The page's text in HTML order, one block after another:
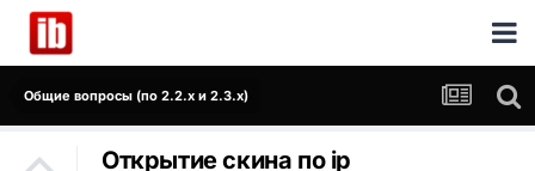
Общие вопросы (по 2.2.x и 2.3.x)
Открытие скина по ip